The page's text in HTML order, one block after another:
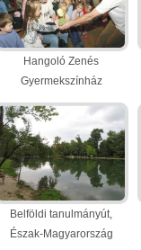
Hangoló Zenés
Gyermekszínház
(9 kép)
Belföldi tanulmányút,
Észak-Magyarország